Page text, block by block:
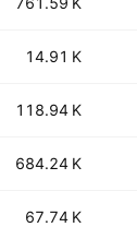
14.91 K
118.94 K
684.24 K
67.74 K